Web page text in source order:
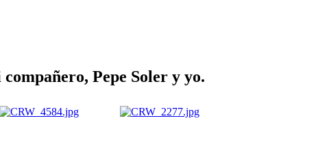
Pepe Soler y yo.